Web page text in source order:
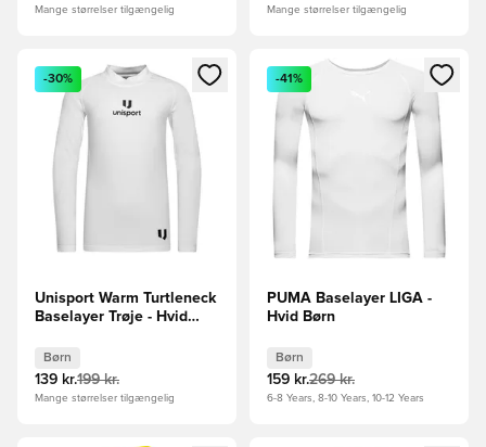
Mange størrelser tilgængelig Mange størrelser tilgængelig
Åbner en Modal til at logge ind eller tilmelde dig som
-30%
Unisport Warm Turtleneck
Baselayer Trøje - Hvid
Børn
139 kr.199 kr.
Mange størrelser tilgængelig
Åbner en Modal til at logge
-41%
PUMA Baselayer LIGA -
Hvid Børn
Børn
159 kr.269 kr.
6-8 Years, 8-10 Years, 10-12 Years